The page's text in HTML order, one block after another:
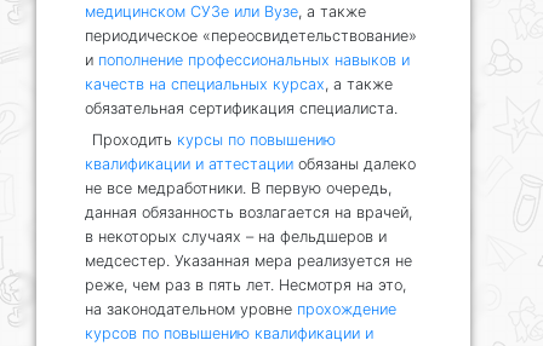
медицинском СУЗе или Вузе, а также
периодическое «переосвидетельствование»
и пополнение профессиональных навыков и
качеств на специальных курсах, а также
обязательная сертификация специалиста.
Проходить курсы по повышению
квалификации и аттестации обязаны далеко
не все медработники. В первую очередь,
данная обязанность возлагается на врачей,
в некоторых случаях – на фельдшеров и
медсестер. Указанная мера реализуется не
реже, чем раз в пять лет. Несмотря на это,
на законодательном уровне прохождение
курсов по повышению квалификации и